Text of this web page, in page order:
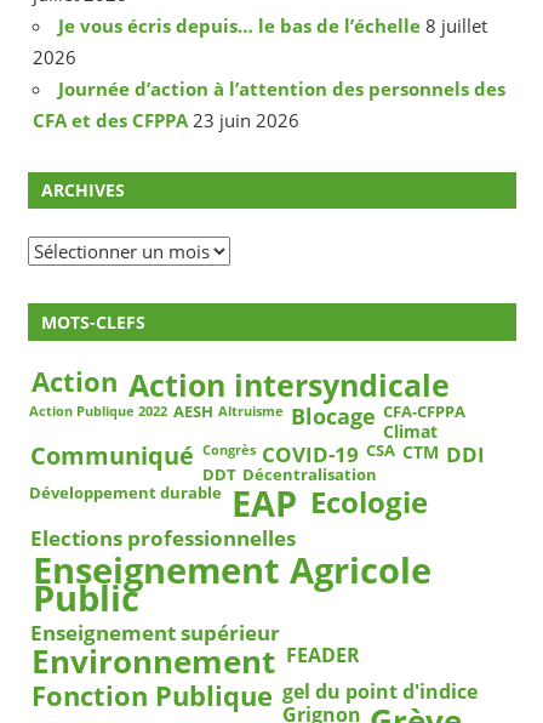
Je vous écris depuis… le bas de l’échelle 8 juillet
2026
Journée d’action à l’attention des personnels des
CFA et des CFPPA 23 juin 2026
ARCHIVES
Archives
MOTS-CLEFS
Action Action intersyndicale
Action Publique 2022 AESH Altruisme Blocage CFA-CFPPA
Climat
Communiqué Congrès COVID-19 CSA CTM DDI
DDT Décentralisation
Développement durable EAP Ecologie
Elections professionnelles
Enseignement Agricole
Public
Enseignement supérieur
Environnement FEADER
Fonction Publique gel du point d'indice
Grignon